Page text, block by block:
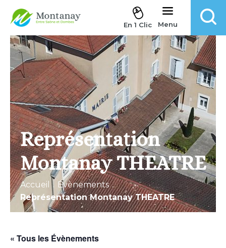
Aller au contenu
En 1 Clic Menu
Représentation
Montanay THEATRE
Accueil . Évènements .
Représentation Montanay THEATRE
« Tous les Évènements